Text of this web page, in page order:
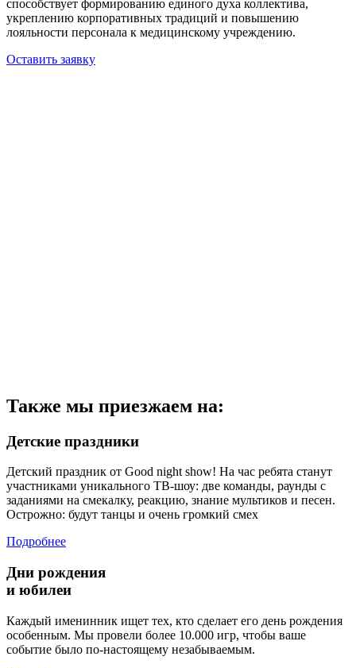
способствует формированию единого духа коллектива,
укреплению корпоративных традиций и повышению
лояльности персонала к медицинскому учреждению.
Оставить заявку
Также мы приезжаем на:
Детские праздники
Детский праздник от Good night show! На час ребята станут
участниками уникального ТВ-шоу: две команды, раунды с
заданиями на смекалку, реакцию, знание мультиков и песен.
Острожно: будут танцы и очень громкий смех
Подробнее
Дни рождения
и юбилеи
Каждый именинник ищет тех, кто сделает его день рождения
особенным. Мы провели более 10.000 игр, чтобы ваше
событие было по-настоящему незабываемым.